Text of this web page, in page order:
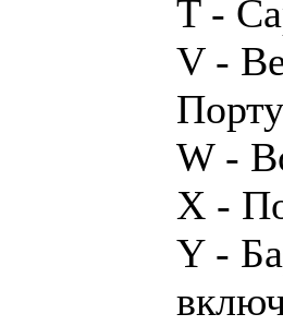
T -
V -
W -
X -
Y -